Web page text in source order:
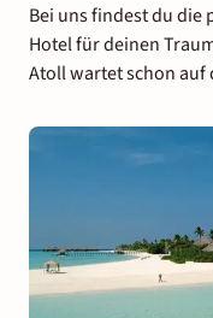
Bei uns findest du die
Hotel für deinen
Atoll wartet schon auf